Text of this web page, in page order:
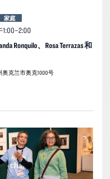
Ronquilo、Rosa Terrazas 和
–2:00
家庭
克兰市奥克1000号